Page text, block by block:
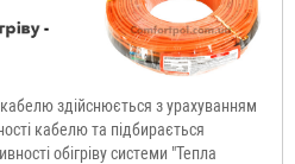
здійснюється з урахуванням
кабелю та підбирається
обігріву системи "Тепла